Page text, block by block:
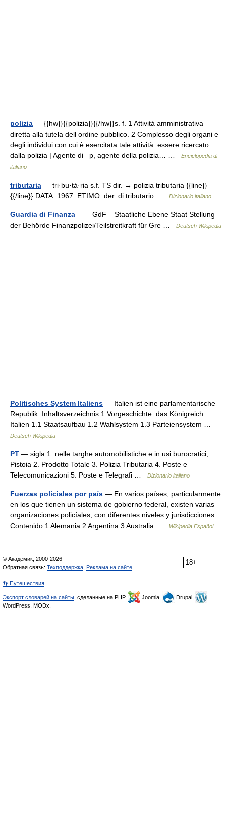
polizia — {{hw}}{{polizia}}{{/hw}}s. f. 1 Attività amministrativa
diretta alla tutela dell ordine pubblico. 2 Complesso degli organi e
degli individui con cui è esercitata tale attività: essere ricercato
dalla polizia | Agente di –p, agente della polizia… …
Enciclopedia di
italiano
tributaria — tri·bu·tà·ria s.f. TS dir. → polizia tributaria {{line}}
{{/line}} DATA: 1967. ETIMO: der. di tributario …
Dizionario italiano
Guardia di Finanza — – GdF – Staatliche Ebene Staat Stellung
der Behörde Finanzpolizei/Teilstreitkraft für Gre …
Deutsch Wikipedia
Politisches System Italiens — Italien ist eine parlamentarische
Republik. Inhaltsverzeichnis 1 Vorgeschichte: das Königreich
Italien 1.1 Staatsaufbau 1.2 Wahlsystem 1.3 Parteiensystem …
Deutsch Wikipedia
PT — sigla 1. nelle targhe automobilistiche e in usi burocratici,
Pistoia 2. Prodotto Totale 3. Polizia Tributaria 4. Poste e
Telecomunicazioni 5. Poste e Telegrafi …
Dizionario italiano
Fuerzas policiales por país — En varios países, particularmente
en los que tienen un sistema de gobierno federal, existen varias
organizaciones policíales, con diferentes niveles y jurisdicciones.
Contenido 1 Alemania 2 Argentina 3 Australia …
Wikipedia Español
18+
© Академик, 2000-2026
Обратная связь: Техподдержка Реклама на сайте
👣 Путешествия
Экспорт словарей на сайты , сделанные на PHP, Joomla,
Drupal,
WordPress, MODx.